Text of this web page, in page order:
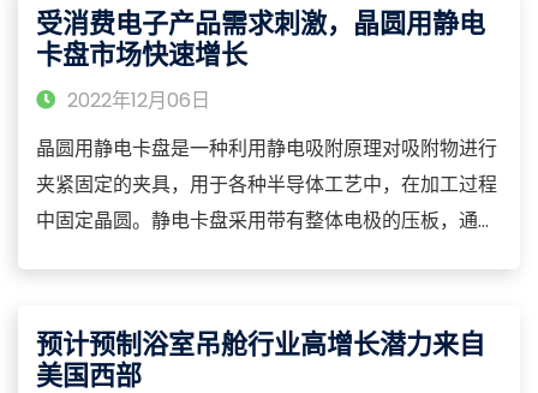
工艺提高了棒材的尺寸公差、直线度和表面外观，并提
高了钢材的物理性能。 根据形状的不同，冷拔棒可分为
形、正方形、六
受消费电子产品需求刺激，晶圆用静电
卡盘市场快速增长
2022年12月06日
晶圆用静电卡盘是一种利用静电吸附原理对吸附物进行
夹紧固定的夹具，用于各种半导体工艺中，在加工过程
中固定晶圆。静电卡盘采用带有整体电极的压板，通过
要作用是吸附超干净的薄片（如硅片），使被吸附物保
持平整。它可以抑制吸附物在过程中的变形，调节吸附
预计预制浴室吊舱行业高增长潜力来自
美国西部